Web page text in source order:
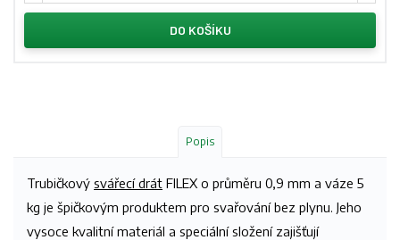
DO KOŠÍKU
Popis
Trubičkový svářecí drát FILEX o průměru 0,9 mm a váze 5
kg je špičkovým produktem pro svařování bez plynu. Jeho
vysoce kvalitní materiál a speciální složení zajišťují